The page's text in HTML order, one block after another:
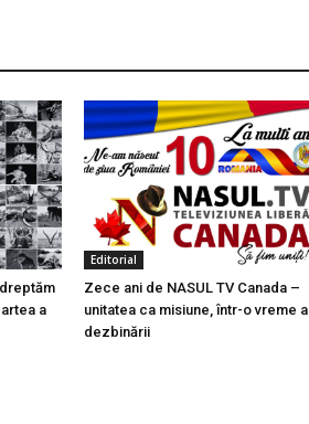
a
Editorial
Zece ani de NASUL TV Canada –
unitatea ca misiune, într-o vreme a
dezbinării